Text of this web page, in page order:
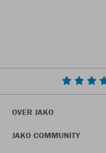
OVER JAKO
JAKO COMMUNITY